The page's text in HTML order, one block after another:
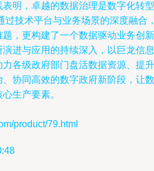
明，卓越的数据治理是数字化转型
过技术平台与业务场景的深度融合
，更构建了一个数据驱动业务创新
进与应用的持续深入，以巨龙信息
各级政府部门盘活数据资源、提升
协同高效的数字政府新阶段，让数
生产要素。
product/79.html